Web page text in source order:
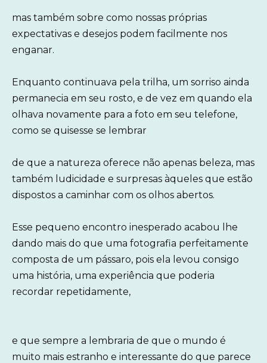
mas também sobre como nossas próprias
expectativas e desejos podem facilmente nos
enganar.
Enquanto continuava pela trilha, um sorriso ainda
permanecia em seu rosto, e de vez em quando ela
olhava novamente para a foto em seu telefone,
como se quisesse se lembrar
de que a natureza oferece não apenas beleza, mas
também ludicidade e surpresas àqueles que estão
dispostos a caminhar com os olhos abertos.
Esse pequeno encontro inesperado acabou lhe
dando mais do que uma fotografia perfeitamente
composta de um pássaro, pois ela levou consigo
uma história, uma experiência que poderia
recordar repetidamente,
e que sempre a lembraria de que o mundo é
muito mais estranho e interessante do que parece